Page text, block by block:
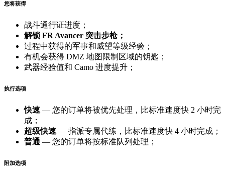
您将获得
战斗通行证进度；
解锁 FR Avancer 突击步枪；
过程中获得的军事和威望等级经验；
有机会获得 DMZ 地图限制区域的钥匙；
武器经验值和 Camo 进度提升；
执行选项
快速 — 您的订单将被优先处理，比标准速度快 2 小时完
成；
超级快速 — 指派专属代练，比标准速度快 4 小时完成；
普通 — 您的订单将按标准队列处理；
附加选项